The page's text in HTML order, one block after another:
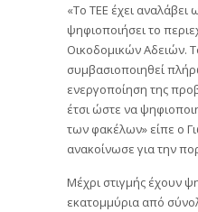
«Το ΤΕΕ έχει
ψηφιοποιήσει το
Οικοδομικών Αδειών.
συμβασιοποιηθεί
ενεργοποίηση της
έτσι ώστε να
των φακέλων» είπε ο
ανακοίνωσε για την
Μέχρι στιγμής έχουν
εκατομμύρια από